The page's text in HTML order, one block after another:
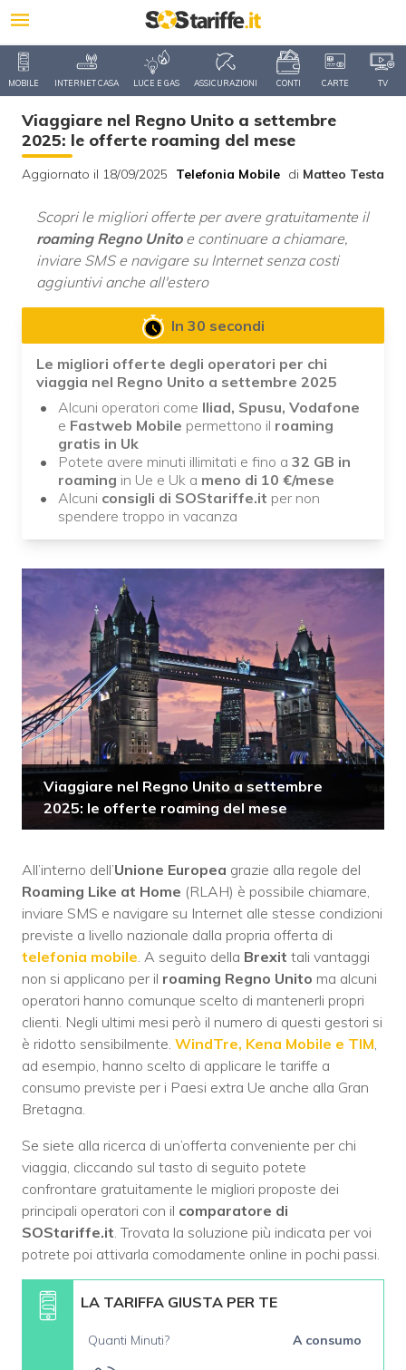
MOBILE INTERNET CASA LUCE E GAS ASSICURAZIONI CONTI CARTE TV
Viaggiare nel Regno Unito a settembre
2025: le offerte roaming del mese
Aggiornato il 18/09/2025 Telefonia Mobile di Matteo Testa
Scopri le migliori offerte per avere gratuitamente il
roaming Regno Unitoe continuare a chiamare,
inviare SMS e navigare su Internet senza costi
aggiuntivi anche all'estero
In 30 secondi
Le migliori offerte degli operatori per chi
viaggia nel Regno Unito a settembre 2025
Alcuni operatori come Iliad, Spusu, Vodafone
e Fastweb Mobile permettono il roaming
gratis in Uk
Potete avere minuti illimitati e fino a 32 GB in
roaming in Ue e Uk a meno di 10 €/mese
Alcuni consigli di SOStariffe.it per non
spendere troppo in vacanza
Viaggiare nel Regno Unito a settembre
2025: le offerte roaming del mese
All’interno dell’Unione Europea grazie alla regole del
Roaming Like at Home (RLAH) è possibile chiamare,
inviare SMS e navigare su Internet alle stesse condizioni
previste a livello nazionale dalla propria offerta di
telefonia mobile. A seguito della Brexit tali vantaggi
non si applicano per il roaming Regno Unito ma alcuni
operatori hanno comunque scelto di mantenerli propri
clienti. Negli ultimi mesi però il numero di questi gestori si
è ridotto sensibilmente. WindTre, Kena Mobile e TIM,
ad esempio, hanno scelto di applicare le tariffe a
consumo previste per i Paesi extra Ue anche alla Gran
Bretagna.
Se siete alla ricerca di un’offerta conveniente per chi
viaggia, cliccando sul tasto di seguito potete
confrontare gratuitamente le migliori proposte dei
principali operatori con il comparatore di
SOStariffe.it. Trovata la soluzione più indicata per voi
potrete poi attivarla comodamente online in pochi passi.
LA TARIFFA GIUSTA PER TE
Quanti Minuti? A consumo